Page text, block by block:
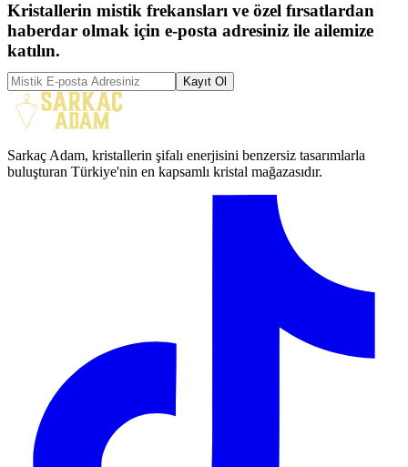
Kristallerin mistik frekansları ve özel fırsatlardan
haberdar olmak için e-posta adresiniz ile ailemize
katılın.
Kayıt Ol
Sarkaç Adam, kristallerin şifalı enerjisini benzersiz tasarımlarla
buluşturan Türkiye'nin en kapsamlı kristal mağazasıdır.